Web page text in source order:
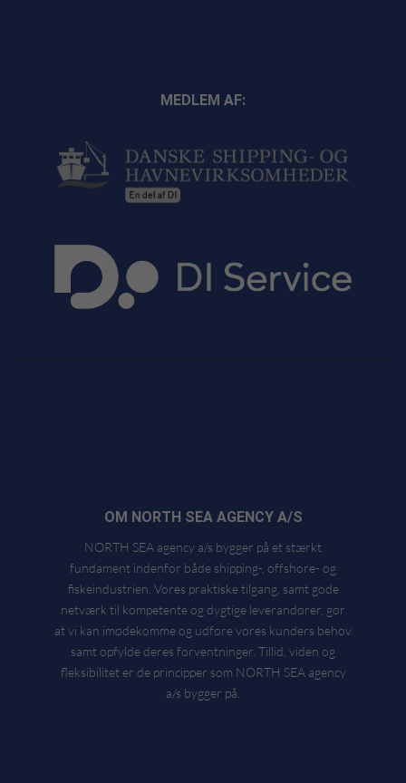
MEDLEM AF:
OM NORTH SEA AGENCY A/S
NORTH SEA agency a/s bygger på et stærkt
fundament indenfor både shipping-, offshore- og
fiskeindustrien. Vores praktiske tilgang, samt gode
netværk til kompetente og dygtige leverandører, gør
at vi kan imødekomme og udføre vores kunders behov
samt opfylde deres forventninger. Tillid, viden og
fleksibilitet er de principper som NORTH SEA agency
a/s bygger på.